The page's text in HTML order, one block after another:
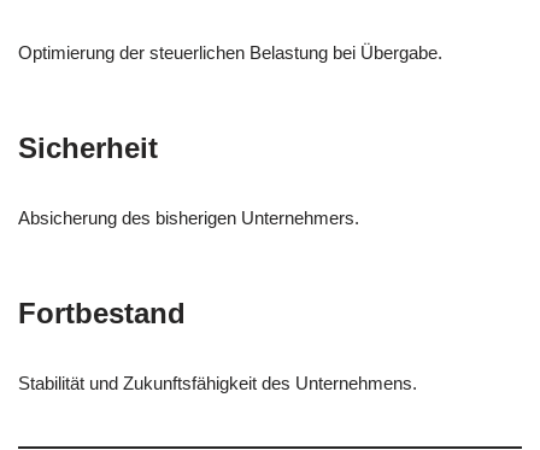
Optimierung der steuerlichen Belastung bei Übergabe.
Sicherheit
Absicherung des bisherigen Unternehmers.
Fortbestand
Stabilität und Zukunftsfähigkeit des Unternehmens.